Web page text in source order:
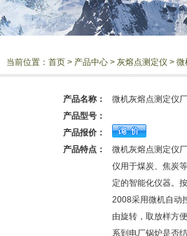
当前位置： 首页 > 产品中心 > 灰熔点测定仪 > 微
产品名称：
微机灰熔点测定仪
产品型号：
产品报价：
产品特点：
微机灰熔点测定仪
仪用于煤炭、焦炭
定的智能化仪器。
2008采用微机自动
由旋转，取放样方
系到电厂锅炉是否